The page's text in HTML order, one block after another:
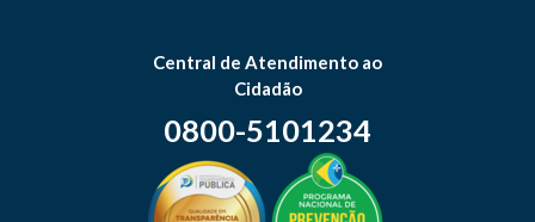
Central de Atendimento ao
Cidadão
0800-5101234